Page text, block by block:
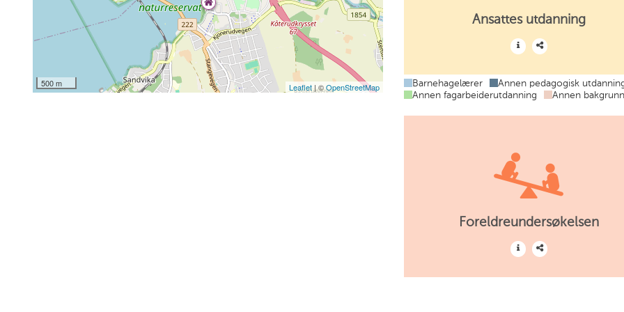
500 m Leaflet | ©OpenStreetMap
Ansattes utdanning
Barnehagelærer Annen pedagogisk
Annen fagarbeiderutdanning
Annen bakgrunn
Foreldreundersøkelsen